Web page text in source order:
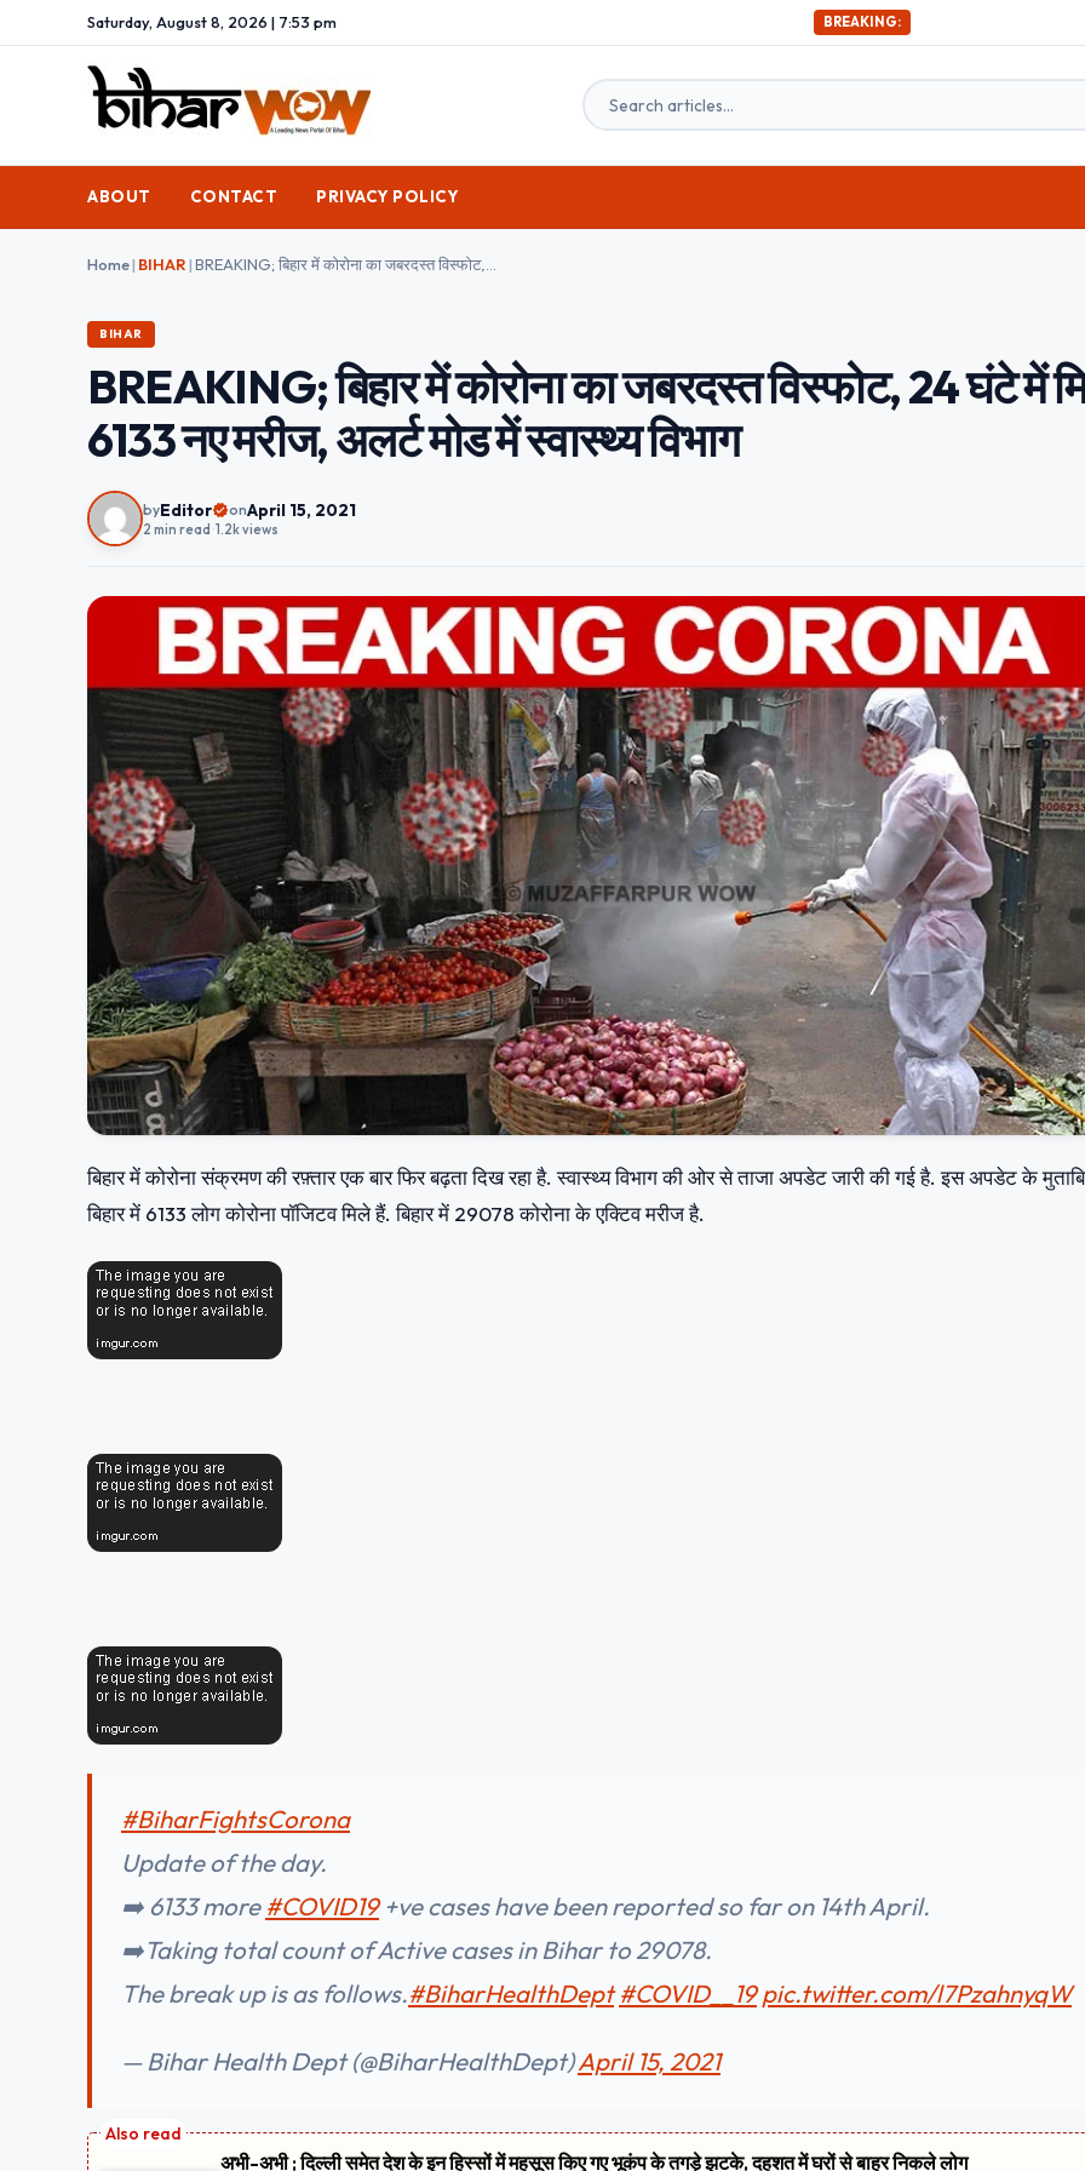
Saturday, August 8, 2026 | 7:53 pm BREAKING:
ABOUT CONTACT PRIVACY POLICY
Home| BIHAR|
BIHAR
BREAKING; बिहार में कोरोना का जबरदस्त विस्फोट, 24 घंटे में
6133 नए मरीज, अलर्ट मोड में स्वास्थ्य विभाग
byEditor onApril 15, 2021
2 min read 1.2k views
बिहार में कोरोना संक्रमण की रफ़्तार एक बार फिर बढ़ता दिख रहा है. स्वास्थ्य विभाग की ओर से ताजा अपडेट जारी की गई है. इस अपडेट के
बिहार में 6133 लोग कोरोना पॉजिटव मिले हैं. बिहार में 29078 कोरोना के एक्टिव मरीज है.
#BiharFightsCorona
Update of the day.
➡️ 6133 more #COVID19+ve cases have been reported so far on 14th April.
➡️Taking total count of Active cases in Bihar to 29078.
The break up is as follows.#BiharHealthDept #COVID__19 pic.twitter.com/l7PzahnyqW
— Bihar Health Dept (@BiharHealthDept)April 15, 2021
अभी-अभी ; दिल्ली समेत देश के इन हिस्सों में महसूस किए गए भूकंप के तगड़े झटके, दहशत में घरों से बाहर निकले लोग